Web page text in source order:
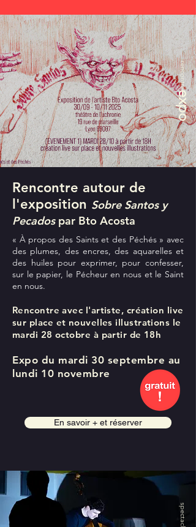
rencontre
expo
Rencontre autour de
l'exposition Sobre Santos y
Pecadospar Bto Acosta
« À propos des Saints et des Péchés » avec
des plumes, des encres, des aquarelles et
des huiles pour exprimer, pour confesser,
sur le papier, le Pécheur en nous et le Saint
en nous.
Rencontre avec l'artiste, création live
sur place et nouvelles illustrations le
mardi 28 octobre à partir de 18h
Expo du mardi 30 septembre au
lundi 10 novembre
En savoir + et réserver
spectacle